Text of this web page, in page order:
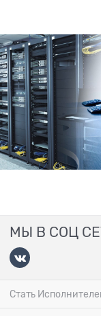
МЫ В СОЦ
Стать